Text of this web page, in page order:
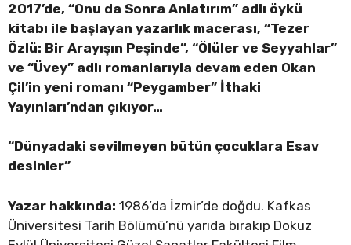
2017’de, “Onu da Sonra Anlatırım” adlı öykü
kitabı ile başlayan yazarlık macerası, “Tezer
Özlü: Bir Arayışın Peşinde”, “Ölüler ve Seyyahlar”
ve “Üvey” adlı romanlarıyla devam eden Okan
Çil’in yeni romanı “Peygamber” İthaki
Yayınları’ndan çıkıyor…
“Dünyadaki sevilmeyen bütün çocuklara Esav
desinler”
Yazar hakkında: 1986’da İzmir’de doğdu. Kafkas
Üniversitesi Tarih Bölümü’nü yarıda bırakıp Dokuz